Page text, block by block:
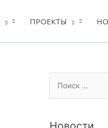
ПРОЕКТЫ
и
р